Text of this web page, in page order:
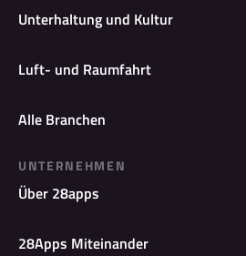
Unterhaltung und Kultur
Luft- und Raumfahrt
Alle Branchen
UNTERNEHMEN
Über 28apps
28Apps Miteinander